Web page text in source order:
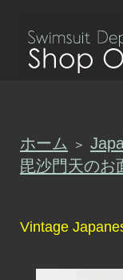
ホーム ＞
毘沙門天のお
Vintage